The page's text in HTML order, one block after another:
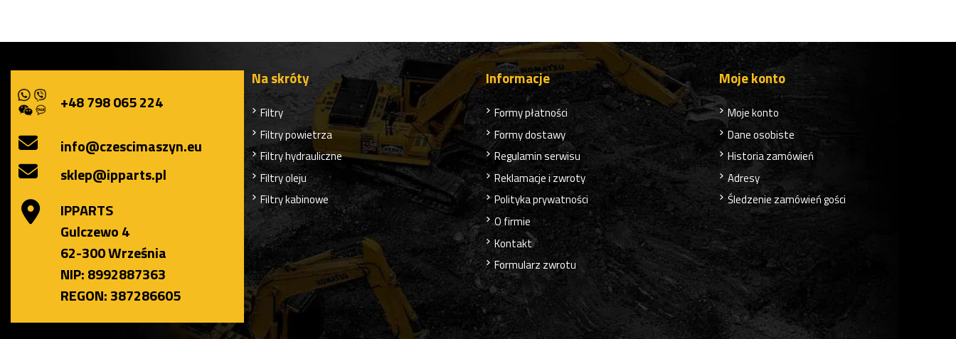
+48 798 065 224
info@czescimaszyn.eu
sklep@ipparts.pl
IPPARTS
Gulczewo 4
62-300 Września
NIP: 8992887363
REGON: 387286605
Na skróty
Filtry
Filtry powietrza
Filtry hydrauliczne
Filtry oleju
Filtry kabinowe
Informacje
Formy płatności
Formy dostawy
Regulamin serwisu
Reklamacje i zwroty
Polityka prywatności
O firmie
Kontakt
Formularz zwrotu
Moje konto
Moje konto
Dane osobiste
Historia zamówień
Adresy
Śledzenie zamówień gości